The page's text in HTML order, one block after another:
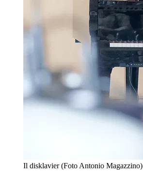
Il disklavier (Foto Antonio Magazzino)